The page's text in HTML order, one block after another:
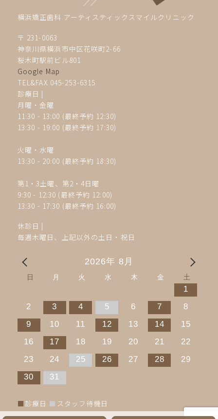
横浜矯正歯科 アーティスティックスマイルクリニック
〒 231-0063
神奈川県横浜市中区花咲町2-66
桜木町駅前ビル801
Google Map
TEL&FAX 045-253-6315
診療日 |
月曜・金曜
11:30 - 13:00 (最終予約 12:30)
13:30 - 19:00 (最終予約 17:30)
火曜・水曜
13:30 - 20:00 (最終予約 18:30)
第1・3土曜、第2・4日曜
9:30 - 12:30 (最終予約 12:00)
13:30 - 17:30 (最終予約 16:00)
休診日 |
毎週木曜日、上記以外の土日・祝日
2026年 8月
日 月 火 水 木 金 土
1
2
3 4 5 6 7
8
9
10 11 12 13 14
15
16
17 18 19 20 21
22
23
24 25 26 27 28
29
30
31
■ 診療日 ■ スタッフ待機日